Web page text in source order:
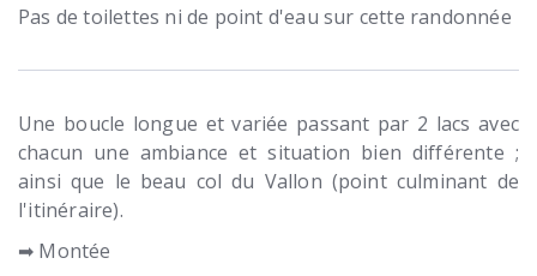
Pas de toilettes ni de point d'eau sur cette randonnée
Une boucle longue et variée passant par 2 lacs avec
chacun une ambiance et situation bien différente ;
ainsi que le beau col du Vallon (point culminant de
l'itinéraire).
➡ Montée